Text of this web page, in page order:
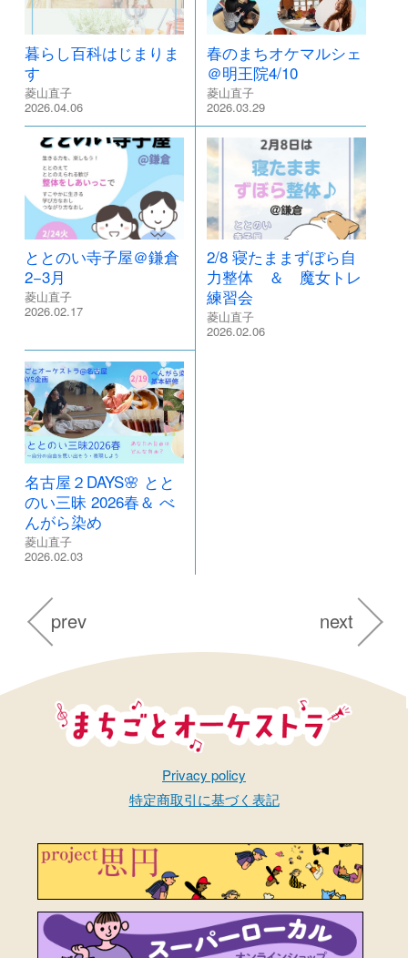
暮らし百科はじまりま
す
菱山直子
2026.04.06
春のまちオケマルシェ
＠明王院4/10
菱山直子
2026.03.29
ととのい寺子屋＠鎌倉
2−3月
菱山直子
2026.02.17
2/8 寝たままずぼら自
力整体 ＆ 魔女トレ
練習会
菱山直子
2026.02.06
名古屋２DAYS🌸 とと
のい三昧 2026春＆ べ
んがら染め
菱山直子
2026.02.03
prev next
Privacy policy
特定商取引に基づく表記